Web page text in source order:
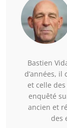
Bastien
d’années,
et celle
enquêté
ancien et
des